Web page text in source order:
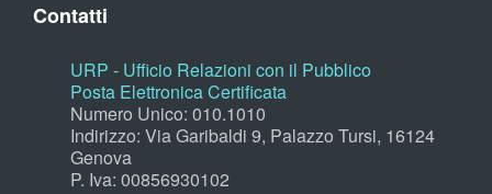
Contatti
URP - Ufficio Relazioni con il Pubblico
Posta Elettronica Certificata
Numero Unico: 010.1010
Indirizzo: Via Garibaldi 9, Palazzo Tursi, 16124
Genova
P. Iva: 00856930102